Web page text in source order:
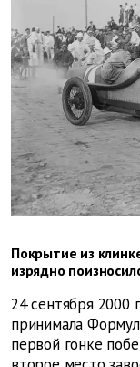
Покрытие из
изрядно
24 сентября 2000
принимала
первой гонке